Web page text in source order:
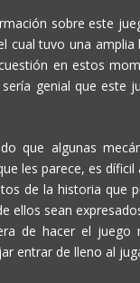
sobre este
cual tuvo una
en estos
genial que este
que algunas
les parece, es
de la historia que
ellos sean
de hacer el
entrar de lleno al